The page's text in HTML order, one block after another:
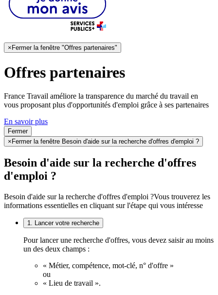
× Fermer la fenêtre "Offres partenaires"
Offres partenaires
France Travail améliore la transparence du marché du travail en
vous proposant plus d'opportunités d'emploi grâce à ses partenaires
En savoir plus
Fermer
× Fermer la fenêtre Besoin d'aide sur la recherche d'offres d'emploi ?
Besoin d'aide sur la recherche d'offres
d'emploi ?
Besoin d'aide sur la recherche d'offres d'emploi ?Vous trouverez les
informations essentielles en cliquant sur l'étape qui vous intéresse
1. Lancer votre recherche
Pour lancer une recherche d'offres, vous devez saisir au moins
un des deux champs :
« Métier, compétence, mot-clé, n° d'offre »
ou
« Lieu de travail ».